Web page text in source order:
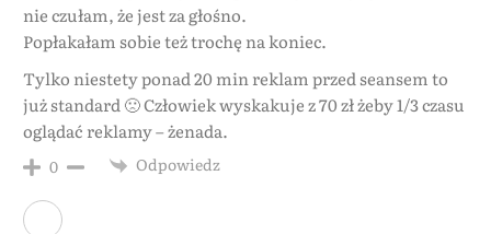
nie czułam, że jest za głośno.
Popłakałam sobie też trochę na koniec.
Tylko niestety ponad 20 min reklam przed seansem to
już standard 🙁 Człowiek wyskakuje z 70 zł żeby 1/3 czasu
oglądać reklamy – żenada.
0 Odpowiedz